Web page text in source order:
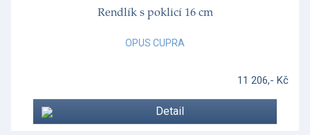
Rendlík s poklicí 16 cm
OPUS CUPRA
11 206,- Kč
Detail